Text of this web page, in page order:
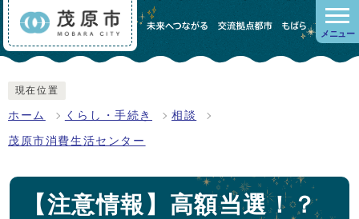
メニュー
現在位置
ホーム くらし・手続き 相談
茂原市消費生活センター
【注意情報】高額当選！？